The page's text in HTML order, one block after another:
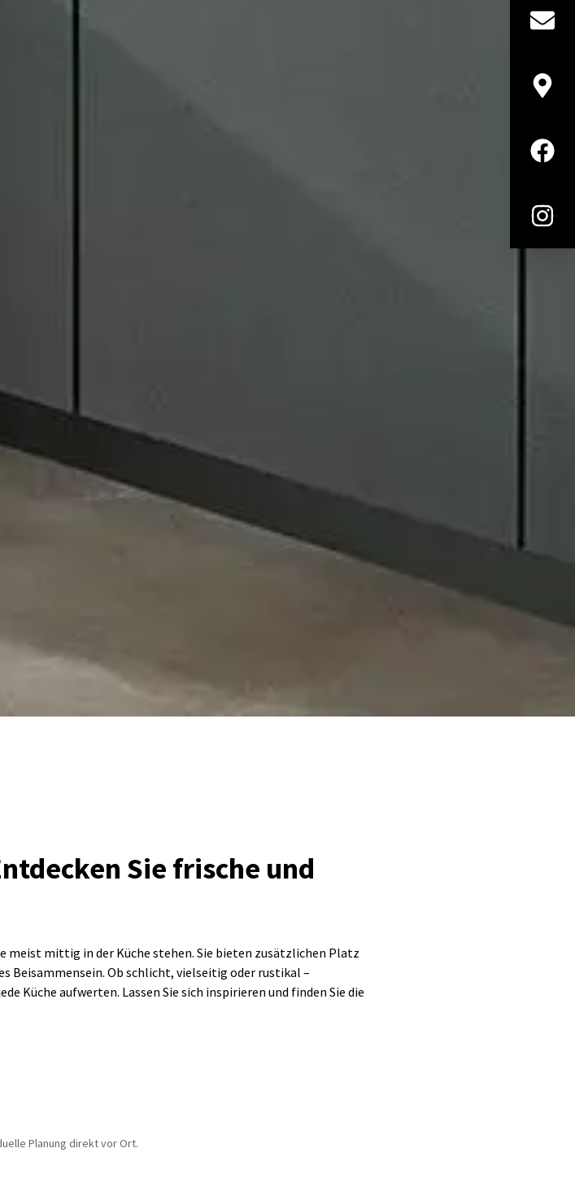
Sie frische und
meist mittig in der Küche stehen. Sie bieten zusätzlichen Platz
Beisammensein. Ob schlicht, vielseitig oder rustikal –
Küche aufwerten. Lassen Sie sich inspirieren und finden Sie die
Planung direkt vor Ort.